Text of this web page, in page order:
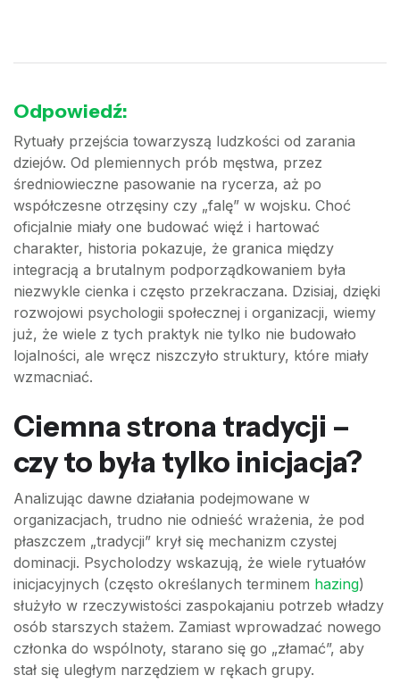
Odpowiedź:
Rytuały przejścia towarzyszą ludzkości od zarania
dziejów. Od plemiennych prób męstwa, przez
średniowieczne pasowanie na rycerza, aż po
współczesne otrzęsiny czy „falę” w wojsku. Choć
oficjalnie miały one budować więź i hartować
charakter, historia pokazuje, że granica między
integracją a brutalnym podporządkowaniem była
niezwykle cienka i często przekraczana. Dzisiaj, dzięki
rozwojowi psychologii społecznej i organizacji, wiemy
już, że wiele z tych praktyk nie tylko nie budowało
lojalności, ale wręcz niszczyło struktury, które miały
wzmacniać.
Ciemna strona tradycji –
czy to była tylko inicjacja?
Analizując dawne działania podejmowane w
organizacjach, trudno nie odnieść wrażenia, że pod
płaszczem „tradycji” krył się mechanizm czystej
dominacji. Psycholodzy wskazują, że wiele rytuałów
inicjacyjnych (często określanych terminem hazing)
służyło w rzeczywistości zaspokajaniu potrzeb władzy
osób starszych stażem. Zamiast wprowadzać nowego
członka do wspólnoty, starano się go „złamać”, aby
stał się uległym narzędziem w rękach grupy.